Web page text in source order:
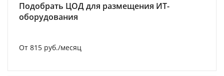
Подобрать ЦОД для размещения ИТ-
оборудования
От 815 руб./месяц